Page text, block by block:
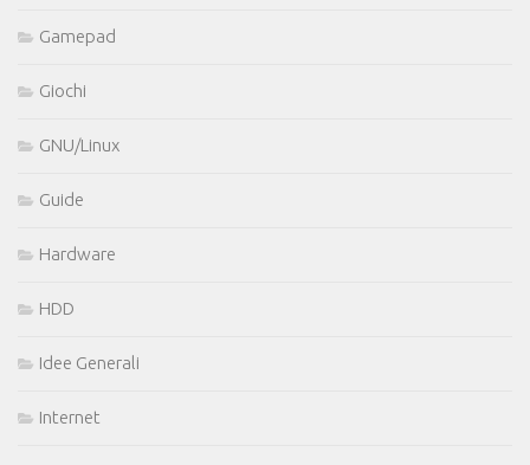
Gamepad
Giochi
GNU/Linux
Guide
Hardware
HDD
Idee Generali
Internet